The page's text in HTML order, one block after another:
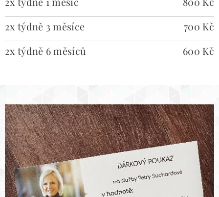
2x týdně 3 měsíce
700 Kč
2x týdně 6 měsíců
600 Kč